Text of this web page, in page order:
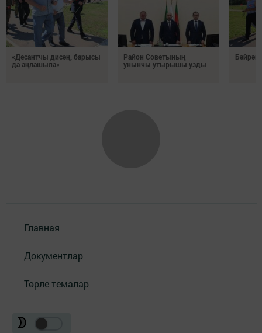
«Десантчы дисәң, барысы
да аңлашыла»
Район Советының
унынчы утырышы узды
Главная
Документлар
Төрле темалар